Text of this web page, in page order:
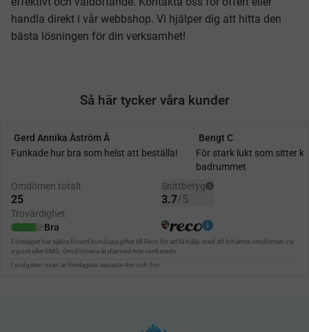
handla direkt i vår webbshop. Vi hjälper dig att hitta den
bästa lösningen för din verksamhet!
Så här tycker våra kunder